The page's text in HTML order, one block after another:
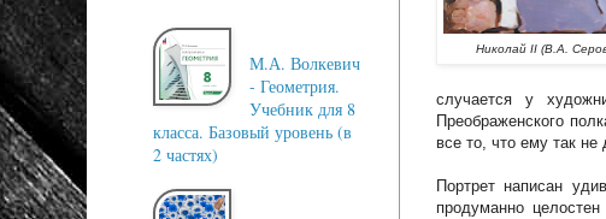
Николай II (В.А.
случается у
Преображенского
все то, что ему так
Портрет написан
продуманно
М.А. Волкевич
- Геометрия.
Учебник для 8
класса. Базовый уровень (в
2 частях)